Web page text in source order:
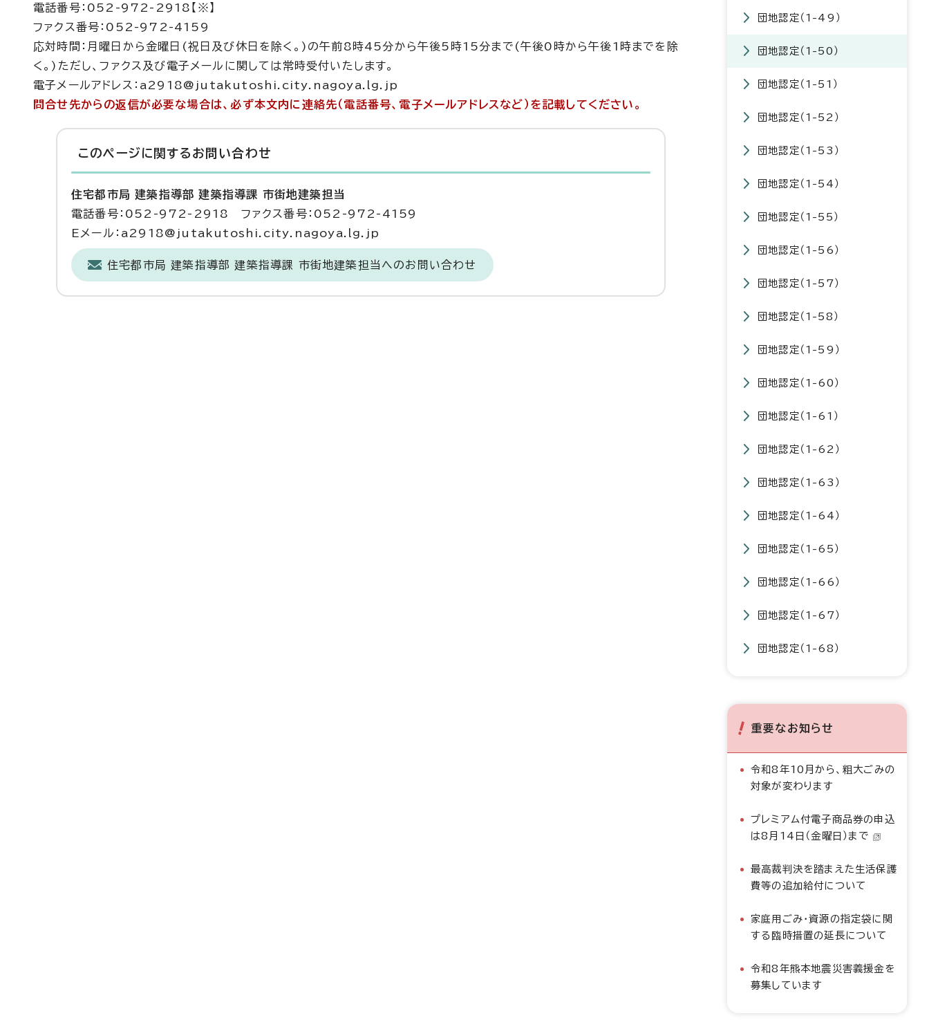
電話番号：052-972-2918【※】
ファクス番号：052-972-4159
応対時間：月曜日から金曜日(祝日及び休日を除く。)の午前8時45分から午後5時15分まで(午後0時から午後1時までを除
く。)ただし、ファクス及び電子メールに関しては常時受付いたします。
電子メールアドレス：a2918@jutakutoshi.city.nagoya.lg.jp
問合せ先からの返信が必要な場合は、必ず本文内に連絡先（電話番号、電子メールアドレスなど）を記載してください。
このページに関する お問い合わせ
住宅都市局 建築指導部 建築指導課 市街地建築担当
電話番号：052-972-2918 ファクス番号：052-972-4159
Eメール：a2918@jutakutoshi.city.nagoya.lg.jp
住宅都市局 建築指導部 建築指導課 市街地建築担当へのお問い合わせ
団地認定（1-49）
団地認定（1-50）
団地認定（1-51）
団地認定（1-52）
団地認定（1-53）
団地認定（1-54）
団地認定（1-55）
団地認定（1-56）
団地認定（1-57）
団地認定（1-58）
団地認定（1-59）
団地認定（1-60）
団地認定（1-61）
団地認定（1-62）
団地認定（1-63）
団地認定（1-64）
団地認定（1-65）
団地認定（1-66）
団地認定（1-67）
団地認定（1-68）
重要なお知らせ
令和8年10月から、粗大ごみの
対象が変わります
プレミアム付電子商品券の申込
は8月14日（金曜日）まで
最高裁判決を踏まえた生活保護
費等の追加給付について
家庭用ごみ・資源の指定袋に関
する臨時措置の延長について
令和8年熊本地震災害義援金を
募集しています